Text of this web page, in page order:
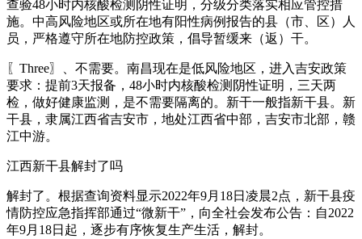
查验48小时内核酸检测阴性证明，分级分类落实相应管控措
施。中高风险地区或所在地有阳性病例报告的县（市、区）人
员，严格遵守所在地防控政策，倡导暂缓来（返）干。
〖Three〗、不需要。南昌现在是低风险地区，进入吉安政策
要求：提前3天报备，48小时内核酸检测阴性证明，三天两
检，做好健康监测，是不需要隔离的。新干一般指新干县。新
干县，隶属江西省吉安市，地处江西省中部，吉安市北部，赣
江中游。
江西新干县解封了吗
解封了。根据查询资料显示2022年9月18日凌晨2点，新干县疫
情防控应急指挥部通过“微新干”，向全社会发布公告：自2022
年9月18日起，逐步有序恢复生产生活，解封。